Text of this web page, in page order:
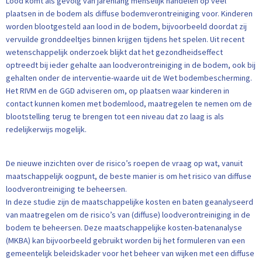
plaatsen in de bodem als diffuse bodemverontreiniging voor. Kinderen
worden blootgesteld aan lood in de bodem, bijvoorbeeld doordat zij
vervuilde gronddeeltjes binnen krijgen tijdens het spelen. Uit recent
wetenschappelijk onderzoek blijkt dat het gezondheidseffect
optreedt bij ieder gehalte aan loodverontreiniging in de bodem, ook bij
gehalten onder de interventie-waarde uit de Wet bodembescherming.
Het RIVM en de GGD adviseren om, op plaatsen waar kinderen in
contact kunnen komen met bodemlood, maatregelen te nemen om de
blootstelling terug te brengen tot een niveau dat zo laag is als
redelijkerwijs mogelijk.
De nieuwe inzichten over de risico’s roepen de vraag op wat, vanuit
maatschappelijk oogpunt, de beste manier is om het risico van diffuse
loodverontreiniging te beheersen.
In deze studie zijn de maatschappelijke kosten en baten geanalyseerd
van maatregelen om de risico’s van (diffuse) loodverontreiniging in de
bodem te beheersen. Deze maatschappelijke kosten-batenanalyse
(MKBA) kan bijvoorbeeld gebruikt worden bij het formuleren van een
gemeentelijk beleidskader voor het beheer van wijken met een diffuse